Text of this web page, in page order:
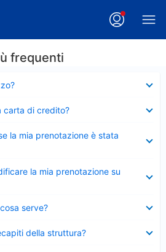
frequenti
carta di credito?
la mia prenotazione è stata
la mia prenotazione su
serve?
della struttura?